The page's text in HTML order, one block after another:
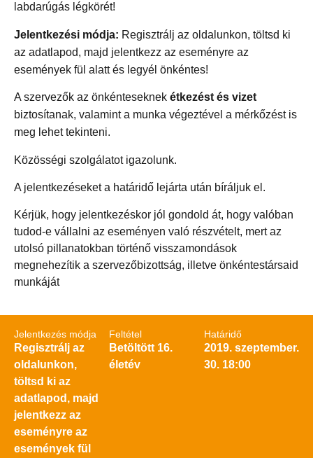
labdarúgás légkörét!
Jelentkezési módja: Regisztrálj az oldalunkon, töltsd ki
az adatlapod, majd jelentkezz az eseményre az
események fül alatt és legyél önkéntes!
A szervezők az önkénteseknek étkezést és vizet
biztosítanak, valamint a munka végeztével a mérkőzést is
meg lehet tekinteni.
Közösségi szolgálatot igazolunk.
A jelentkezéseket a határidő lejárta után bíráljuk el.
Kérjük, hogy jelentkezéskor jól gondold át, hogy valóban
tudod-e vállalni az eseményen való részvételt, mert az
utolsó pillanatokban történő visszamondások
megnehezítik a szervezőbizottság, illetve önkéntestársaid
munkáját
Jelentkezés módja
Regisztrálj az
oldalunkon,
töltsd ki az
adatlapod, majd
jelentkezz az
eseményre az
események fül
Feltétel
Betöltött 16.
életév
Határidő
2019. szeptember.
30. 18:00